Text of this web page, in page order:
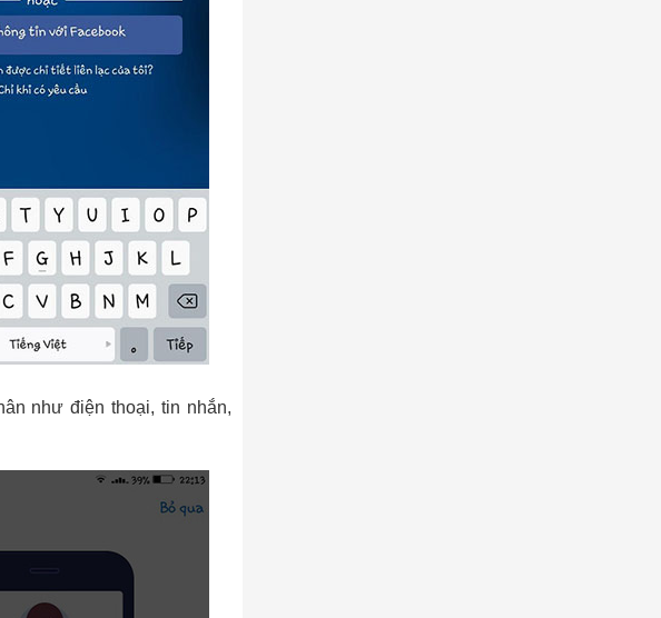
như điện thoại, tin nhắn,